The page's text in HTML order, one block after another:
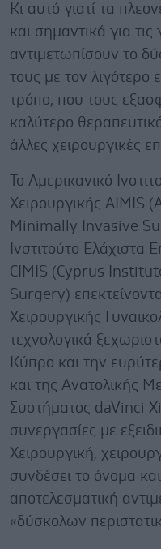
Κι αυτό γιατί τα
και σημαντικά για
αντιμετωπίσουν το
τους με τον λιγότερο
τρόπο, που τους
καλύτερο
άλλες χειρουργικές
Το Αμερικανικό
Χειρουργικής AIMIS
Minimally Invasive
Ινστιτούτο Ελάχιστα
CIMIS (Cyprus
Surgery)
Χειρουργικής
τεχνολογικά
Κύπρο και την
και της Ανατολικής
Συστήματος daVinci
συνεργασίες με
Χειρουργική,
συνδέσει το όνομα
αποτελεσματική
«δύσκολων